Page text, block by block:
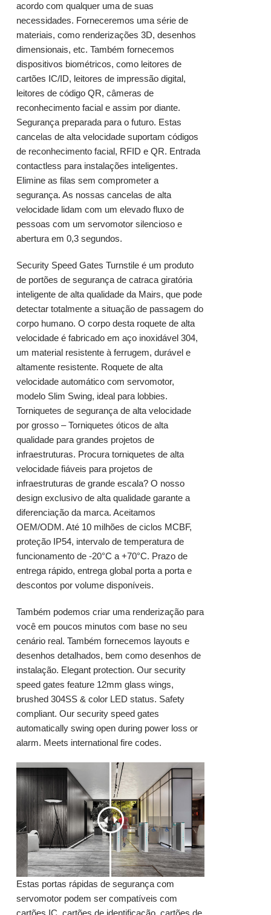
acordo com qualquer uma de suas
necessidades. Forneceremos uma série de
materiais, como renderizações 3D, desenhos
dimensionais, etc. Também fornecemos
dispositivos biométricos, como leitores de
cartões IC/ID, leitores de impressão digital,
leitores de código QR, câmeras de
reconhecimento facial e assim por diante.
Segurança preparada para o futuro. Estas
cancelas de alta velocidade suportam códigos
de reconhecimento facial, RFID e QR. Entrada
contactless para instalações inteligentes.
Elimine as filas sem comprometer a
segurança. As nossas cancelas de alta
velocidade lidam com um elevado fluxo de
pessoas com um servomotor silencioso e
abertura em 0,3 segundos.
Security Speed Gates Turnstile é um produto
de portões de segurança de catraca giratória
inteligente de alta qualidade da Mairs, que pode
detectar totalmente a situação de passagem do
corpo humano. O corpo desta roquete de alta
velocidade é fabricado em aço inoxidável 304,
um material resistente à ferrugem, durável e
altamente resistente. Roquete de alta
velocidade automático com servomotor,
modelo Slim Swing, ideal para lobbies.
Torniquetes de segurança de alta velocidade
por grosso – Torniquetes óticos de alta
qualidade para grandes projetos de
infraestruturas. Procura torniquetes de alta
velocidade fiáveis ​​para projetos de
infraestruturas de grande escala? O nosso
design exclusivo de alta qualidade garante a
diferenciação da marca. Aceitamos
OEM/ODM. Até 10 milhões de ciclos MCBF,
proteção IP54, intervalo de temperatura de
funcionamento de -20°C a +70°C. Prazo de
entrega rápido, entrega global porta a porta e
descontos por volume disponíveis.
Também podemos criar uma renderização para
você em poucos minutos com base no seu
cenário real. Também fornecemos layouts e
desenhos detalhados, bem como desenhos de
instalação. Elegant protection. Our security
speed gates feature 12mm glass wings,
brushed 304SS & color LED status. Safety
compliant. Our security speed gates
automatically swing open during power loss or
alarm. Meets international fire codes.
Estas portas rápidas de segurança com
servomotor podem ser compatíveis com